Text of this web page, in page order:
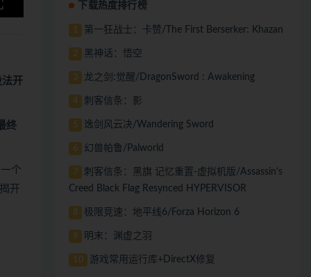
法开
终
个
开
下载热度排行榜
1 第一狂战士：卡赞/The First Berserker: Khazan
2 黑神话：悟空
3 龙之剑:觉醒/DragonSword : Awakening
4 刺客信条：影
5 逸剑风云决/Wandering Sword
6 幻兽帕鲁/Palworld
7
刺客信条：黑旗 记忆重置-虚拟机版/Assassin’s
Creed Black Flag Resynced HYPERVISOR
8 极限竞速：地平线6/Forza Horizon 6
9 明末：渊虚之羽
10 游戏常用运行库+DirectX修复